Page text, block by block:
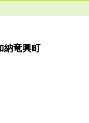
竜興町